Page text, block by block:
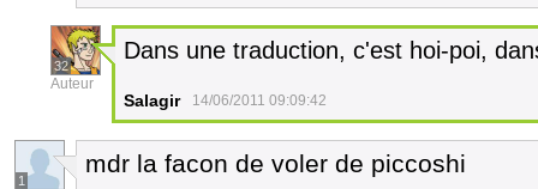
32
Auteur
Dans une traduction, c'est hoi-poi,
Salagir 14/06/2011 09:09:42
1
mdr la facon de voler de piccoshi